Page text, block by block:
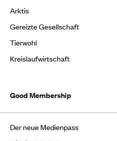
Arktis
Gereizte Gesellschaft
Tierwohl
Kreislaufwirtschaft
Good Membership
Der neue Medienpass